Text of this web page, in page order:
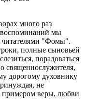
много раз
воспоминаний мы
читателями "Фомы".
полные сыновьей
порадоваться
священнослужителя,
дорогому духовнику
не
примером веры, любви